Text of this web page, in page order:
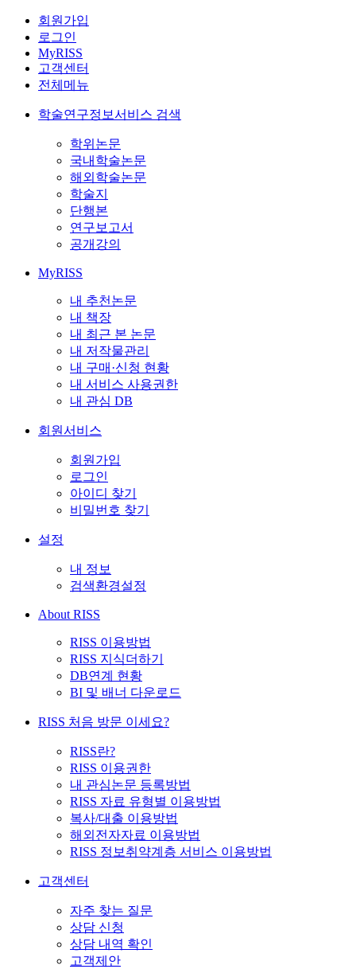
회원가입
로그인
MyRISS
고객센터
전체메뉴
학술연구정보서비스 검색
학위논문
국내학술논문
해외학술논문
학술지
단행본
연구보고서
공개강의
MyRISS
내 추천논문
내 책장
내 최근 본 논문
내 저작물관리
내 구매·신청 현황
내 서비스 사용권한
내 관심 DB
회원서비스
회원가입
로그인
아이디 찾기
비밀번호 찾기
설정
내 정보
검색환경설정
About RISS
RISS 이용방법
RISS 지식더하기
DB연계 현황
BI 및 배너 다운로드
RISS 처음 방문 이세요?
RISS란?
RISS 이용권한
내 관심논문 등록방법
RISS 자료 유형별 이용방법
복사/대출 이용방법
해외전자자료 이용방법
RISS 정보취약계층 서비스 이용방법
고객센터
자주 찾는 질문
상담 신청
상담 내역 확인
고객제안